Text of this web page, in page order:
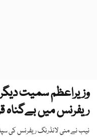
وزیراعظم سمیت
ریفرنس میں بےگناہ
نیب نے منی لانڈرنگ ریفرنس کی